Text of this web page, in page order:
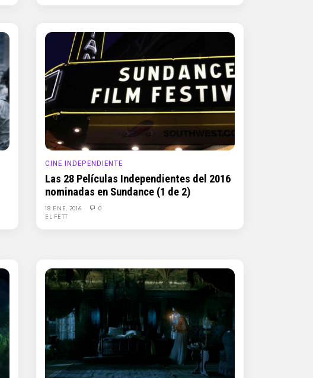
CINE INDEPENDIENTE
Las 28 Películas Independientes del 2016
nominadas en Sundance (1 de 2)
18 ENE, 2016
0
EL FETT